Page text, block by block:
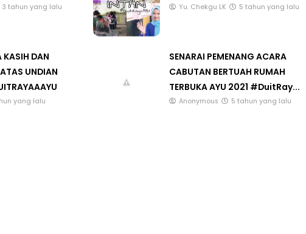
3 tahun yang lalu Yu. Chekgu LK 5 tahun yang lalu
KASIH DAN
UNDIAN
yang lalu
SENARAI PEMENANG ACARA
CABUTAN BERTUAH RUMAH
TERBUKA AYU 2021 #DuitRay...
Anonymous 5 tahun yang lalu